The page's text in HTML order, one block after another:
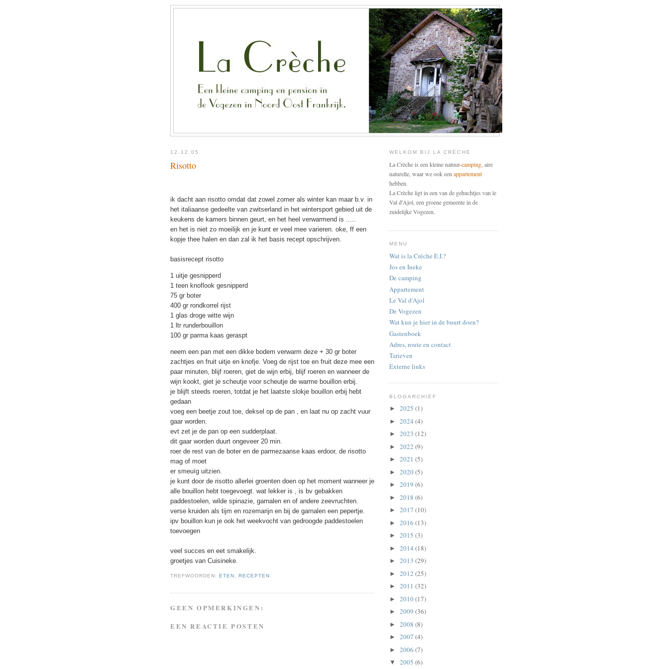
12.12.05
Risotto
ik dacht aan risotto omdat dat zowel zomer als winter kan maar b.v. in
het italiaanse gedeelte van zwitserland in het wintersport gebied uit de
keukens de kamers binnen geurt, en het heel verwarmend is .....
en het is niet zo moeilijk en je kunt er veel mee varieren. oke, ff een
kopje thee halen en dan zal ik het basis recept opschrijven.
basisrecept risotto
1 uitje gesnipperd
1 teen knoflook gesnipperd
75 gr boter
400 gr rondkorrel rijst
1 glas droge witte wijn
1 ltr runderbouillon
100 gr parma kaas geraspt
neem een pan met een dikke bodem verwarm deze + 30 gr boter
zachtjes en fruit uitje en knofje. Voeg de rijst toe en fruit deze mee een
paar minuten, blijf roeren, giet de wijn erbij, blijf roeren en wanneer de
wijn kookt, giet je scheutje voor scheutje de warme bouillon erbij.
je blijft steeds roeren, totdat je het laatste slokje bouillon erbij hebt
gedaan
voeg een beetje zout toe, deksel op de pan , en laat nu op zacht vuur
gaar worden.
evt zet je de pan op een sudderplaat.
dit gaar worden duurt ongeveer 20 min.
roer de rest van de boter en de parmezaanse kaas erdoor, de risotto
mag of moet
er smeuïg uitzien.
je kunt door de risotto allerlei groenten doen op het moment wanneer je
alle bouillon hebt toegevoegt. wat lekker is , is bv gebakken
paddestoelen, wilde spinazie, garnalen en of andere zeevruchten.
verse kruiden als tijm en rozemarijn en bij de garnalen een pepertje.
ipv bouillon kun je ook het weekvocht van gedroogde paddestoelen
toevoegen
veel succes en eet smakelijk.
groetjes van Cuisineke.
TREFWOORDEN:ETEN ,RECEPTEN
GEEN OPMERKINGEN:
EEN REACTIE POSTEN
WELKOM BIJ LA CRÈCHE
La Crèche is een kleine natuur-camping, aire
naturelle, waar we ook eenappartement
hebben.
La Crèche ligt in een van de gehuchtjes van le
Val d'Ajol, een groene gemeente in de
zuidelijke Vogezen.
MENU
Wat is la Crèche E.I.?
Jos en Ineke
De camping
Appartement
Le Val d'Ajol
De Vogezen
Wat kun je hier in de buurt doen?
Gastenboek
Adres, route en contact
Tarieven
Externe links
BLOGARCHIEF
► 2025 (1)
► 2024 (4)
► 2023 (12)
► 2022 (9)
► 2021 (5)
► 2020(5)
► 2019 (6)
► 2018 (6)
► 2017 (10)
► 2016 (13)
► 2015 (3)
► 2014 (18)
► 2013 (29)
► 2012 (25)
► 2011 (32)
► 2010(17)
► 2009 (36)
► 2008 (8)
► 2007 (4)
► 2006 (7)
▼ 2005 (6)